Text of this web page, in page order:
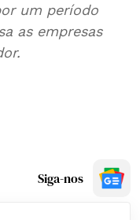
um período
as empresas
Siga-nos